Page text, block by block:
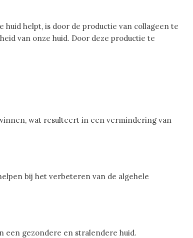
helpt, is door de productie van collageen te
van onze huid. Door deze productie te
wat resulteert in een vermindering van
bij het verbeteren van de algehele
een gezondere en stralendere huid.